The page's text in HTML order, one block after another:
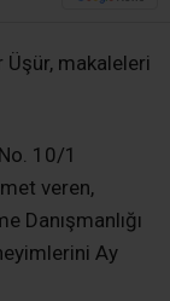
Üşür, makaleleri
10/1
veren,
Danışmanlığı
Ay